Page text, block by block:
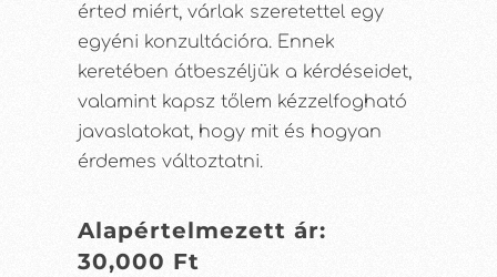
érted miért, várlak szeretettel egy
egyéni konzultációra. Ennek
keretében átbeszéljük a kérdéseidet,
valamint kapsz tőlem kézzelfogható
javaslatokat, hogy mit és hogyan
érdemes változtatni.
Alapértelmezett ár:
30,000 Ft